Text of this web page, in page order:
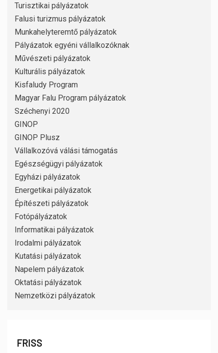
Turisztikai pályázatok
Falusi turizmus pályázatok
Munkahelyteremtő pályázatok
Pályázatok egyéni vállalkozóknak
Művészeti pályázatok
Kulturális pályázatok
Kisfaludy Program
Magyar Falu Program pályázatok
Széchenyi 2020
GINOP
GINOP Plusz
Vállalkozóvá válási támogatás
Egészségügyi pályázatok
Egyházi pályázatok
Energetikai pályázatok
Építészeti pályázatok
Fotópályázatok
Informatikai pályázatok
Irodalmi pályázatok
Kutatási pályázatok
Napelem pályázatok
Oktatási pályázatok
Nemzetközi pályázatok
FRISS